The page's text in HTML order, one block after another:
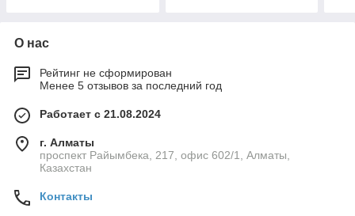
О нас
Рейтинг не сформирован
Менее 5 отзывов за последний год
Работает с 21.08.2024
г. Алматы
проспект Райымбека, 217, офис 602/1, Алматы,
Казахстан
Контакты